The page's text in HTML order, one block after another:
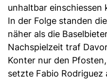
unhaltbar einschiessen
In der Folge standen
näher als die
Nachspielzeit traf
Konter nur den
setzte Fabio Rodriguez